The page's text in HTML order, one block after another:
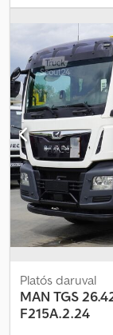
szín:fehér,
felfüggesztés:
Felszereltség:
TGS 32.400 8×4
18 méter 2008
6 hengeres 400 LE
Putzmeister Pumi
távirányítóval és
18 méter 426
Tachográf Rádió
Platós daruval
MAN TGS
F215A.2.24